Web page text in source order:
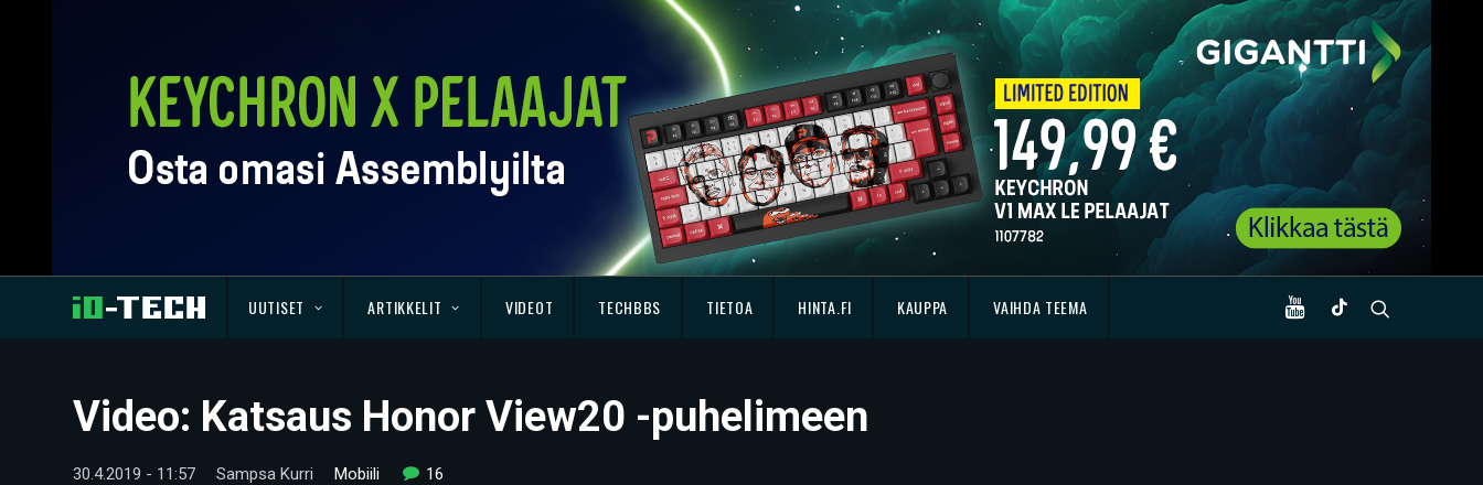
UUTISET ARTIKKELIT VIDEOT TECHBBS TIETOA HINTA.FI KAUPPA VAIHDA TEEMA
Video: Katsaus Honor View20 -puhelimeen
30.4.2019 - 11:57 Sampsa Kurri Mobiili 16